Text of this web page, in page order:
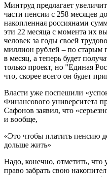
Минтруд предлагает
части пенсии с 258 месяцев
накопленная россиянами
эти 22 месяца с момента их
человек за годы своей
миллион рублей – по старым
в месяц, а теперь будет
только проект, но "Единая
что, скорее всего он будет
Власти уже поспешили
Финансового университета
Сафонов заявил, что
и вообще,
«Это чтобы платить пенсию
дольше жить»
Надо, конечно, отметить, что
право забрать свою